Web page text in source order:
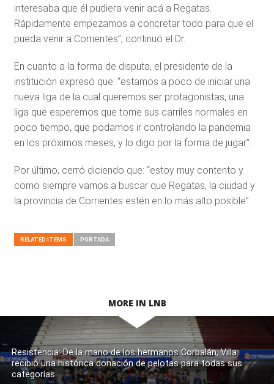
interesaba que él pudiera venir acá a Regatas.
Rápidamente empezamos a concretar todo para que el
pueda venir a Corrientes”, continuó el Dr.
En cuanto a la forma de disputa, el presidente de la
institución expresó que: “estamos a poco de iniciar una
nueva liga de la cual queremos ser protagonistas, una
liga que esperemos que tome sus carriles normales en
poco tiempo, que podamos ir controlando la pandemia
en los próximos meses, y lo digo por la forma de jugar”.
Por último, cerró diciendo que: “estoy muy contento y
como siempre vamos a buscar que Regatas, la ciudad y
la provincia de Corrientes estén en lo más alto posible”.
RELATED ITEMS PORTADA
MORE IN LNB
Resistencia: De la mano de los hermanos Corbalán, Villa
recibió una histórica donación de pelotas para todas sus
categorías